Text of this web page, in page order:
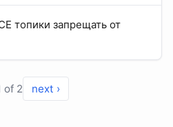
топики запрещать от
of 2 next ›